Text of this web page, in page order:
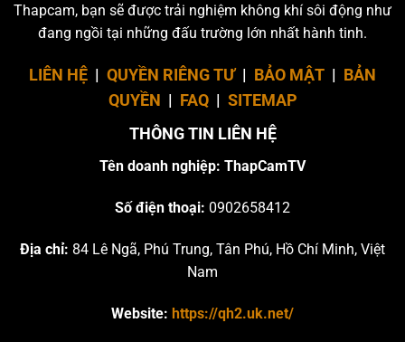
Thapcam, bạn sẽ được trải nghiệm không khí sôi động như
đang ngồi tại những đấu trường lớn nhất hành tinh.
LIÊN HỆ | QUYỀN RIÊNG TƯ| BẢO MẬT | BẢN
QUYỀN | FAQ| SITEMAP
THÔNG TIN LIÊN HỆ
Tên doanh nghiệp: ThapCamTV
Số điện thoại: 0902658412
Địa chỉ: 84 Lê Ngã, Phú Trung, Tân Phú, Hồ Chí Minh, Việt
Nam
Website: https://qh2.uk.net/